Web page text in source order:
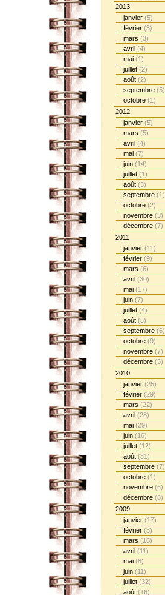
2013
janvier (5)
février (3)
mars (3)
avril (4)
mai (1)
juillet (2)
août (2)
septembre (5)
octobre (1)
2012
janvier (5)
mars (5)
avril (4)
mai (7)
juin (14)
juillet (1)
août (3)
septembre (1)
octobre (2)
novembre (3)
décembre (7)
2011
janvier (11)
février (9)
mars (6)
avril (30)
mai (17)
juin (7)
juillet (4)
août (5)
septembre (6)
octobre (9)
novembre (7)
décembre (5)
2010
janvier (25)
février (29)
mars (22)
avril (28)
mai (29)
juin (16)
juillet (12)
août (31)
septembre (7)
octobre (1)
novembre (6)
décembre (8)
2009
janvier (17)
février (3)
mars (16)
avril (11)
mai (8)
juin (11)
juillet (32)
août (16)